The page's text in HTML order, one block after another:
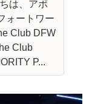
は、アポ
ォートワー
Club DFW
Club
P...